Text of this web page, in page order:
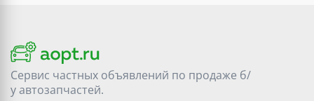
Сервис частных объявлений по продаже б/
уавтозапчастей.